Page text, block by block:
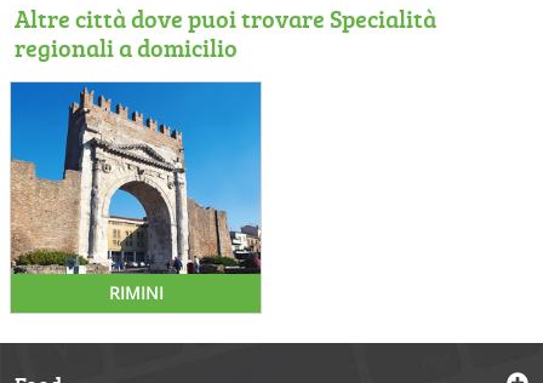
Altre città dove puoi trovare Specialità
regionali a domicilio
RIMINI